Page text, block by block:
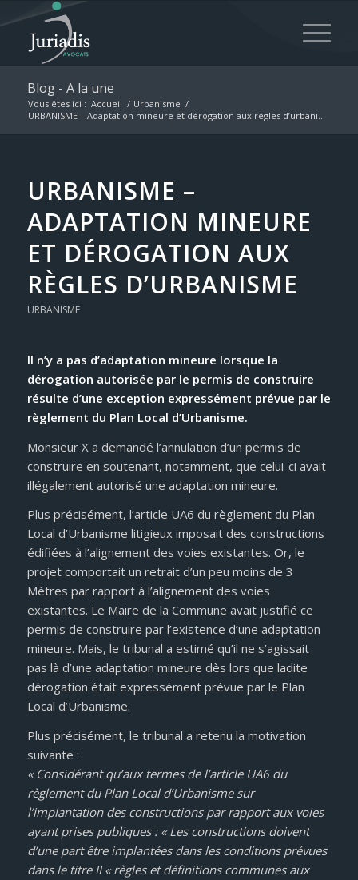
Blog - A la une
Vous êtes ici : Accueil / Urbanisme /
URBANISME – Adaptation mineure et dérogation aux règles d’urbani...
URBANISME –
ADAPTATION MINEURE
ET DÉROGATION AUX
RÈGLES D’URBANISME
URBANISME
Il n’y a pas d’adaptation mineure lorsque la
dérogation autorisée par le permis de construire
résulte d’une exception expressément prévue par le
règlement du Plan Local d’Urbanisme.
Monsieur X a demandé l’annulation d’un permis de
construire en soutenant, notamment, que celui-ci avait
illégalement autorisé une adaptation mineure.
Plus précisément, l’article UA6 du règlement du Plan
Local d’Urbanisme litigieux imposait des constructions
édifiées à l’alignement des voies existantes. Or, le
projet comportait un retrait d’un peu moins de 3
Mètres par rapport à l’alignement des voies
existantes. Le Maire de la Commune avait justifié ce
permis de construire par l’existence d’une adaptation
mineure. Mais, le tribunal a estimé qu’il ne s’agissait
pas là d’une adaptation mineure dès lors que ladite
dérogation était expressément prévue par le Plan
Local d’Urbanisme.
Plus précisément, le tribunal a retenu la motivation
suivante :
« Considérant qu’aux termes de l’article UA6 du
règlement du Plan Local d’Urbanisme sur
l’implantation des constructions par rapport aux voies
ayant prises publiques : « Les constructions doivent
d’une part être implantées dans les conditions prévues
dans le titre II « règles et définitions communes aux